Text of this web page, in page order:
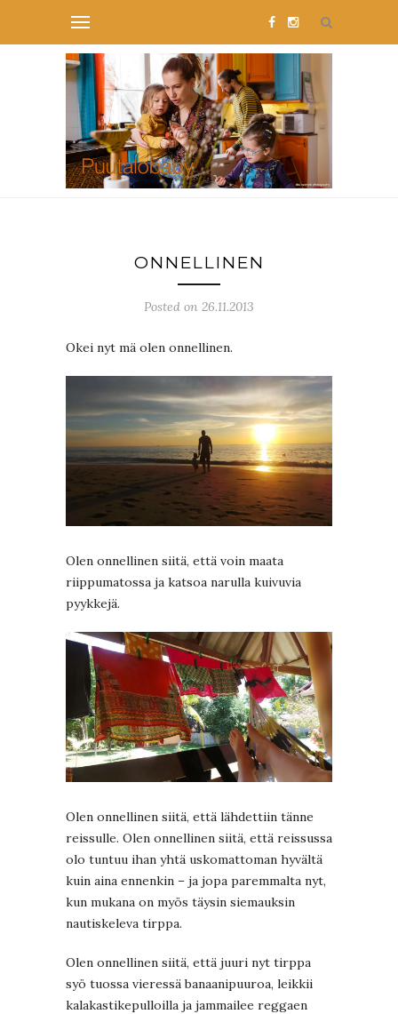
ONNELLINEN
Posted on 26.11.2013
Okei nyt mä olen onnellinen.
Olen onnellinen siitä, että voin maata
riippumatossa ja katsoa narulla kuivuvia
pyykkejä.
Olen onnellinen siitä, että lähdettiin tänne
reissulle. Olen onnellinen siitä, että reissussa
olo tuntuu ihan yhtä uskomattoman hyvältä
kuin aina ennenkin – ja jopa paremmalta nyt,
kun mukana on myös täysin siemauksin
nautiskeleva tirppa.
Olen onnellinen siitä, että juuri nyt tirppa
syö tuossa vieressä banaanipuuroa, leikkii
kalakastikepulloilla ja jammailee reggaen